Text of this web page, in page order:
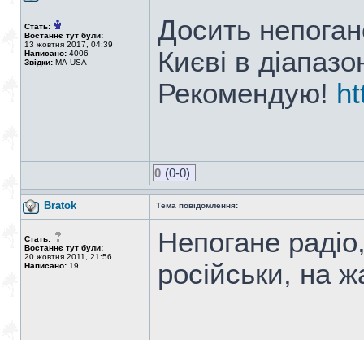
Стать:
Востаннє тут були:
13 жовтня 2017, 04:39
Написано: 4006
Звідки: MA-USA
Досить
Києві в
Рекомендую!
0 (0-0)
Bratok Тема повідомлення:
Стать:
Востаннє тут були:
20 жовтня 2011, 21:56
Написано: 19
Непогане
російськи, на